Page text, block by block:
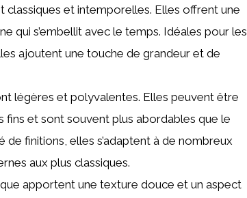
classiques et intemporelles. Elles offrent une
qui s’embellit avec le temps. Idéales pour les
ajoutent une touche de grandeur et de
légères et polyvalentes. Elles peuvent être
et sont souvent plus abordables que le
finitions, elles s’adaptent à de nombreux
aux plus classiques.
apportent une texture douce et un aspect